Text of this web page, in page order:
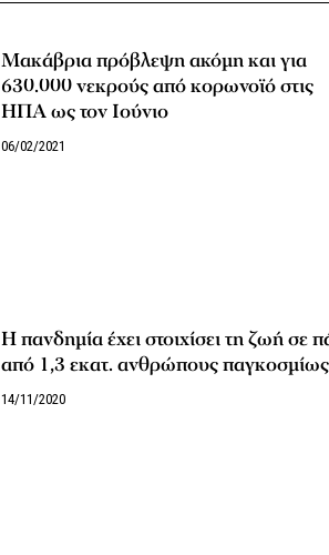
Μακάβρια πρόβλεψη ακόμη και για
630.000 νεκρούς από κορωνοϊό στις
ΗΠΑ ως τον Ιούνιο
06/02/2021
Η πανδημία έχει στοιχίσει τη ζωή σε
από 1,3 εκατ. ανθρώπους παγκοσμίως
14/11/2020